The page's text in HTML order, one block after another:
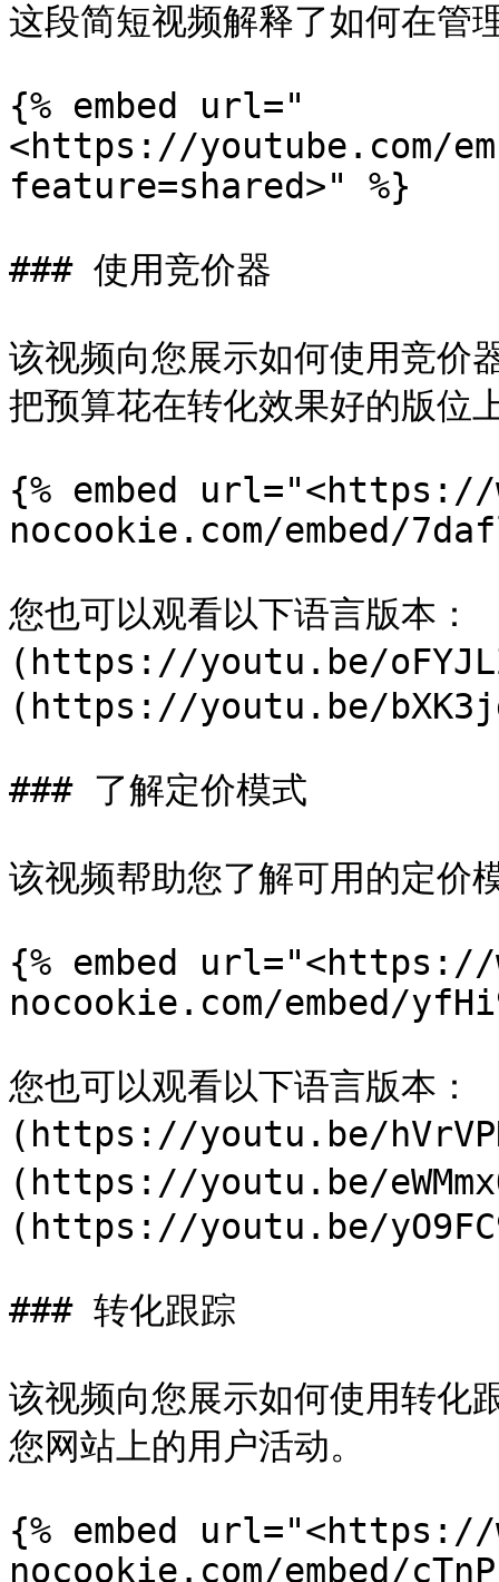
这段简短视频解释了如何在管
{% embed url="
<https://youtube.com/
feature=shared>" %}
### 使用竞价器
该视频向您展示如何使用竞价
把预算花在转化效果好的版位
{% embed url="<https://
nocookie.com/embed/
您也可以观看以下语言版本
(https://youtu.be/
(https://youtu.be/
### 了解定价模式
该视频帮助您了解可用的定价
{% embed url="<https://
nocookie.com/embed/
您也可以观看以下语言版本
(https://youtu.be/
(https://youtu.be/
(https://youtu.be/
### 转化跟踪
该视频向您展示如何使用转化
您网站上的用户活动。
{% embed url="<https://
nocookie.com/embed/